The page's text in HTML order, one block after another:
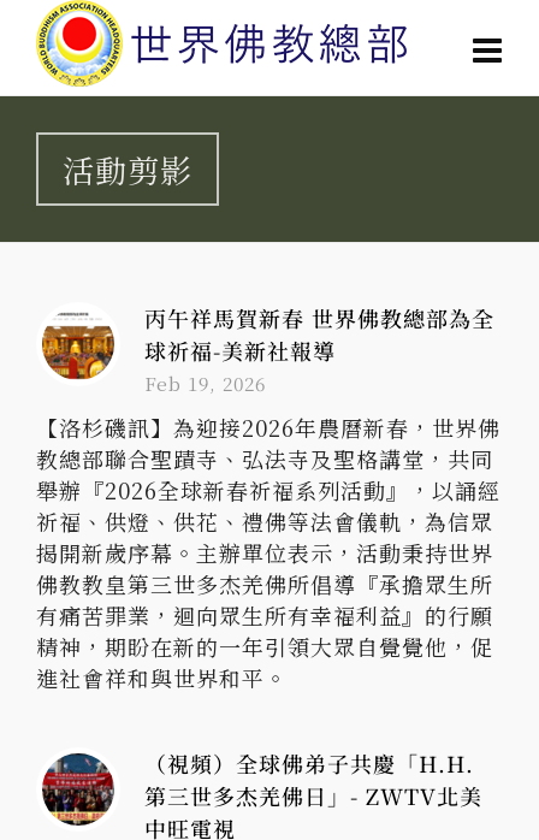
活動剪影
丙午祥馬賀新春 世界佛教總部為全
球祈福-美新社報導
Feb 19, 2026
【洛杉磯訊】為迎接2026年農曆新春，世界佛
教總部聯合聖蹟寺、弘法寺及聖格講堂，共同
舉辦『2026全球新春祈福系列活動』，以誦經
祈福、供燈、供花、禮佛等法會儀軌，為信眾
揭開新歲序幕。主辦單位表示，活動秉持世界
佛教教皇第三世多杰羌佛所倡導『承擔眾生所
有痛苦罪業，迴向眾生所有幸福利益』的行願
精神，期盼在新的一年引領大眾自覺覺他，促
進社會祥和與世界和平。
（視頻）全球佛弟子共慶「H.H.
第三世多杰羌佛日」- ZWTV北美
中旺電視